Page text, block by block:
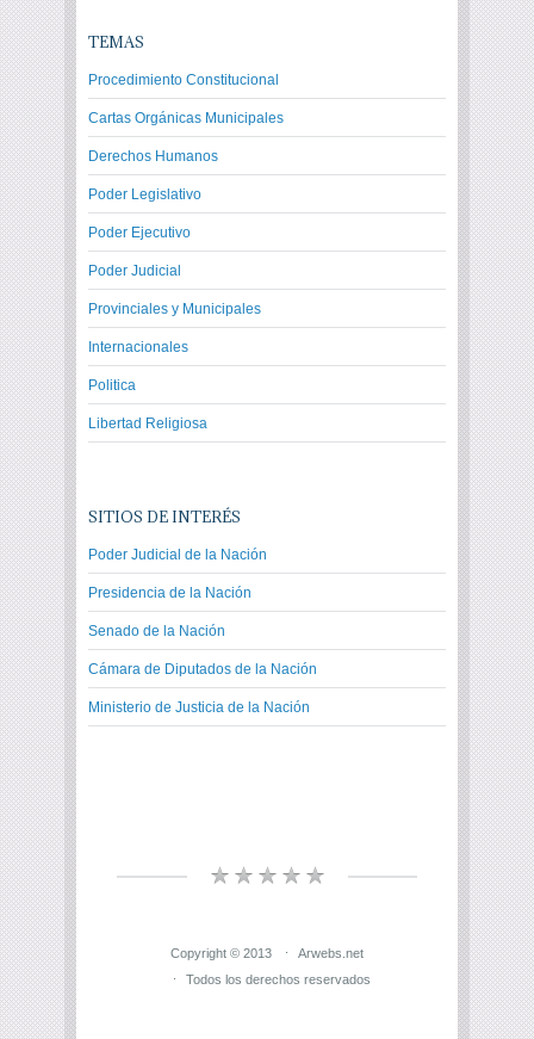
TEMAS
Procedimiento Constitucional
Cartas Orgánicas Municipales
Derechos Humanos
Poder Legislativo
Poder Ejecutivo
Poder Judicial
Provinciales y Municipales
Internacionales
Politica
Libertad Religiosa
SITIOS DE INTERÉS
Poder Judicial de la Nación
Presidencia de la Nación
Senado de la Nación
Cámara de Diputados de la Nación
Ministerio de Justicia de la Nación
Copyright © 2013
Arwebs.net
Todos los derechos reservados